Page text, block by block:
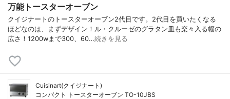
万能トースターオーブン
クイジナートのトースターオーブン2代目です。2代目を買いたくなる
ほどなのは、まずデザイン！ル・クルーゼのグラタン皿も楽々入る幅の
広さ！1200wまで300、60…続きを見る
Cuisinart(クイジナート)
コンパクト トースターオーブン TO-10JBS